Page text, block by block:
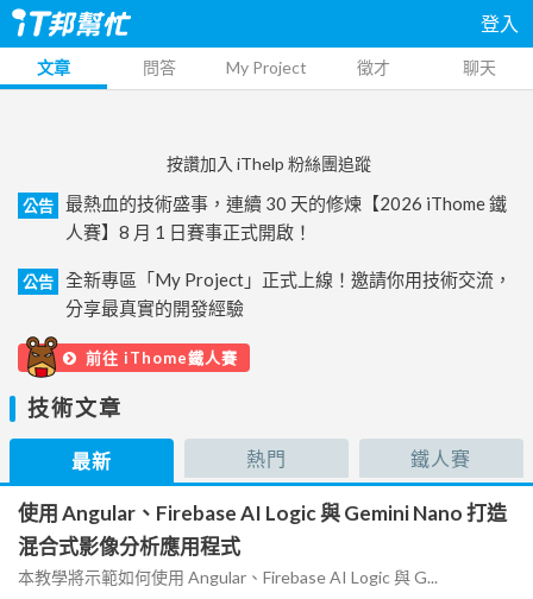
登入
文章 問答 My Project 徵才 聊天
按讚加入 iThelp 粉絲團追蹤
公告
最熱血的技術盛事，連續 30 天的修煉【2026 iThome 鐵
人賽】8 月 1 日賽事正式開啟！
公告
全新專區「My Project」正式上線！邀請你用技術交流，
分享最真實的開發經驗
前往 iThome鐵人賽
技術文章
最新 熱門 鐵人賽
使用 Angular、Firebase AI Logic 與 Gemini Nano 打造
混合式影像分析應用程式
本教學將示範如何使用 Angular、Firebase AI Logic 與 G...